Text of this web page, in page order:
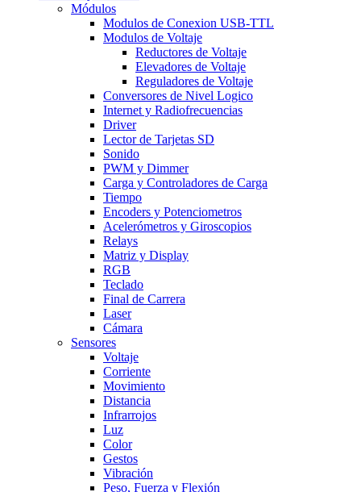
Módulos
Modulos de Conexion USB-TTL
Modulos de Voltaje
Reductores de Voltaje
Elevadores de Voltaje
Reguladores de Voltaje
Conversores de Nivel Logico
Internet y Radiofrecuencias
Driver
Lector de Tarjetas SD
Sonido
PWM y Dimmer
Carga y Controladores de Carga
Tiempo
Encoders y Potenciometros
Acelerómetros y Giroscopios
Relays
Matriz y Display
RGB
Teclado
Final de Carrera
Laser
Cámara
Sensores
Voltaje
Corriente
Movimiento
Distancia
Infrarrojos
Luz
Color
Gestos
Vibración
Peso, Fuerza y Flexión